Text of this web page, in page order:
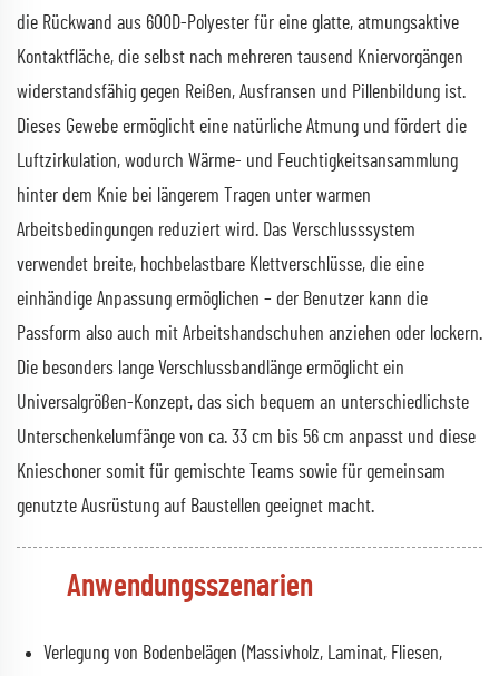
die Rückwand aus 600D-Polyester für eine glatte, atmungsaktive
Kontaktfläche, die selbst nach mehreren tausend Kniervorgängen
widerstandsfähig gegen Reißen, Ausfransen und Pillenbildung ist.
Dieses Gewebe ermöglicht eine natürliche Atmung und fördert die
Luftzirkulation, wodurch Wärme- und Feuchtigkeitsansammlung
hinter dem Knie bei längerem Tragen unter warmen
Arbeitsbedingungen reduziert wird. Das Verschlusssystem
verwendet breite, hochbelastbare Klettverschlüsse, die eine
einhändige Anpassung ermöglichen – der Benutzer kann die
Passform also auch mit Arbeitshandschuhen anziehen oder lockern.
Die besonders lange Verschlussbandlänge ermöglicht ein
Universalgrößen-Konzept, das sich bequem an unterschiedlichste
Unterschenkelumfänge von ca. 33 cm bis 56 cm anpasst und diese
Knieschoner somit für gemischte Teams sowie für gemeinsam
genutzte Ausrüstung auf Baustellen geeignet macht.
Anwendungsszenarien
Verlegung von Bodenbelägen (Massivholz, Laminat, Fliesen,